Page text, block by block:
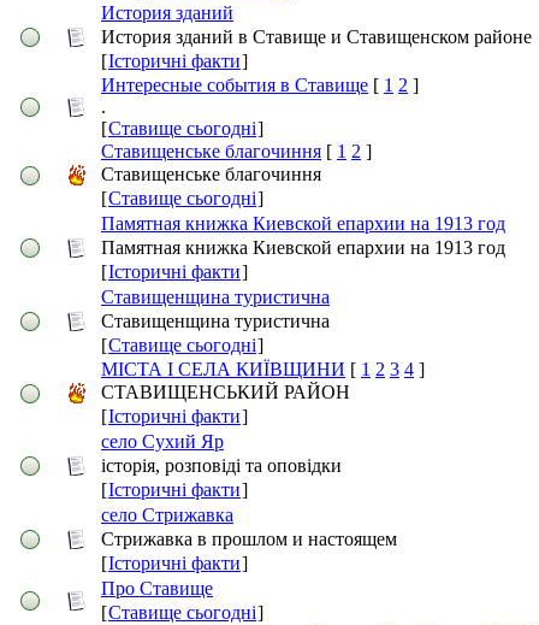
История зданий
История зданий в Ставище и Ставищенском районе
[Історичні факти]
Интересные события в Ставище [ 1 2 ]
.
[Ставище сьогодні]
Ставищенське благочиння [ 1 2 ]
Ставищенське благочиння
[Ставище сьогодні]
Памятная книжка Киевской епархии на 1913 год
Памятная книжка Киевской епархии на 1913 год
[Історичні факти]
Ставищенщина туристична
Ставищенщина туристична
[Ставище сьогодні]
МІСТА І СЕЛА КИЇВЩИНИ [ 1 2 3 4 ]
СТАВИЩЕНСЬКИЙ РАЙОН
[Історичні факти]
село Сухий Яр
історія, розповіді та оповідки
[Історичні факти]
село Стрижавка
Стрижавка в прошлом и настоящем
[Історичні факти]
Про Ставище
[Ставище сьогодні]